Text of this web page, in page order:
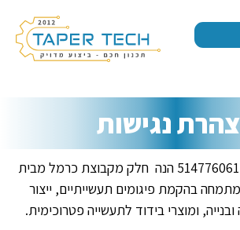
נגישות
חברת טאפר טק ח.פ 514776061 הנה חלק מקבוצת כרמל מבית
בהקמת פיגומים תעשייתיים, ייצור
ובנייה, ומוצרי בידוד לתעשייה פטרוכימית.